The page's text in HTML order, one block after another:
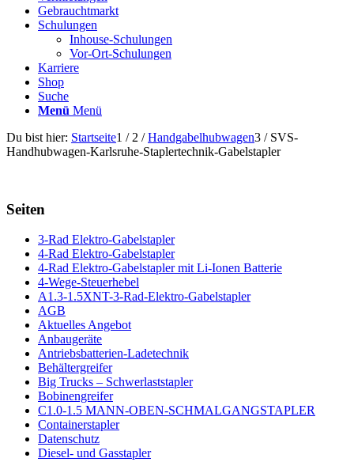
Gebrauchtmarkt
Schulungen
Inhouse-Schulungen
Vor-Ort-Schulungen
Karriere
Shop
Suche
Menü Menü
Du bist hier: Startseite1 / 2 / Handgabelhubwagen3 / SVS-
Handhubwagen-Karlsruhe-Staplertechnik-Gabelstapler
Seiten
3-Rad Elektro-Gabelstapler
4-Rad Elektro-Gabelstapler
4-Rad Elektro-Gabelstapler mit Li-Ionen Batterie
4-Wege-Steuerhebel
A1.3-1.5XNT-3-Rad-Elektro-Gabelstapler
AGB
Aktuelles Angebot
Anbaugeräte
Antriebsbatterien-Ladetechnik
Behältergreifer
Big Trucks – Schwerlaststapler
Bobinengreifer
C1.0-1.5 MANN-OBEN-SCHMALGANGSTAPLER
Containerstapler
Datenschutz
Diesel- und Gasstapler